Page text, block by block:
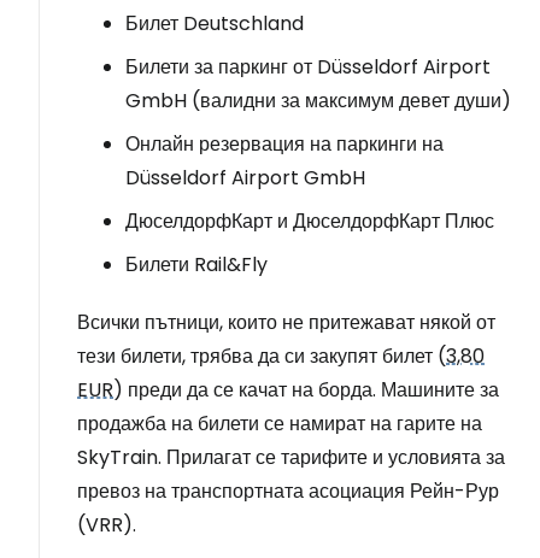
Билет Deutschland
Билети за паркинг от Düsseldorf Airport
GmbH (валидни за максимум девет души)
Онлайн резервация на паркинги на
Düsseldorf Airport GmbH
ДюселдорфКарт и ДюселдорфКарт Плюс
Билети Rail&Fly
Всички пътници, които не притежават някой от
тези билети, трябва да си закупят билет (3,80
EUR) преди да се качат на борда. Машините за
продажба на билети се намират на гарите на
SkyTrain. Прилагат се тарифите и условията за
превоз на транспортната асоциация Рейн-Рур
(VRR).